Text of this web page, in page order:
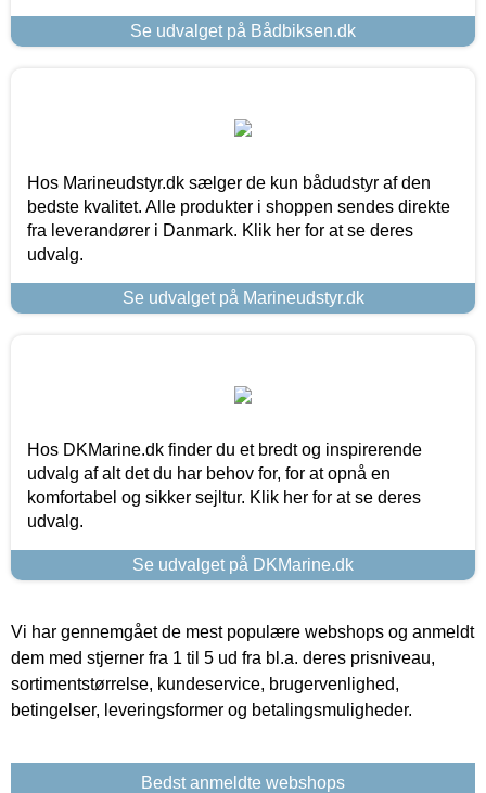
Se udvalget på Bådbiksen.dk
Hos Marineudstyr.dk sælger de kun bådudstyr af den
bedste kvalitet. Alle produkter i shoppen sendes direkte
fra leverandører i Danmark. Klik her for at se deres
udvalg.
Se udvalget på Marineudstyr.dk
Hos DKMarine.dk finder du et bredt og inspirerende
udvalg af alt det du har behov for, for at opnå en
komfortabel og sikker sejltur. Klik her for at se deres
udvalg.
Se udvalget på DKMarine.dk
Vi har gennemgået de mest populære webshops og anmeldt
dem med stjerner fra 1 til 5 ud fra bl.a. deres prisniveau,
sortimentstørrelse, kundeservice, brugervenlighed,
betingelser, leveringsformer og betalingsmuligheder.
Bedst anmeldte webshops